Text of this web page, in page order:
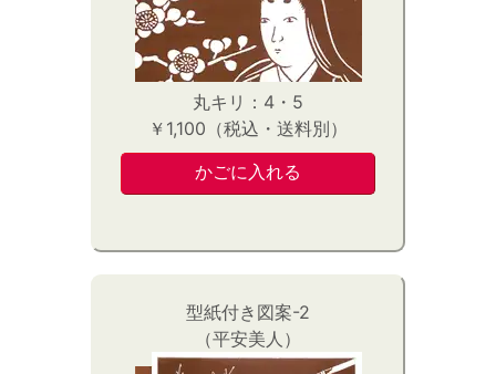
丸キリ：4・5
￥1,100（税込・送料別）
型紙付き図案-2
（平安美人）